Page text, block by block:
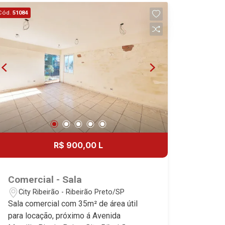
de serviço planejadas - Varanda
gourmet com churrasqueira - Iluminação
- 2 vagas - Alto padrão Martinelli
Imobiliária - excelência absoluta no
mercado imobiliário de Ribeirão Preto.
Referência em imóveis de alto padrão,
somos especialistas na venda e
locação de apartamentos nos
condomínios mais desejados da Zona
Sul, reconhecidos por sua segurança,
infraestrutura completa e qualidade de
vida incomparável. Atuamos nos
empreendimentos de maior prestígio
Les Alpes Residence, Porto Búzios,
Sequóia, Blue Diamond, Mirante do Ipê,
Hype, Grand Privilège, Grand Raya,
Grand Paysage, Praças do Sul, Uber
51084
R$ 900,00 L
Comercial - Sala
City Ribeirão - Ribeirão Preto/SP
Sala comercial com 35m² de área útil
para locação, próximo á Avenida